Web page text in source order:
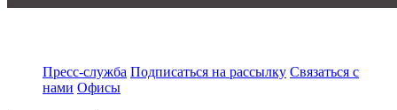
Пресс-служба Подписаться на рассылку Связаться с
нами Офисы